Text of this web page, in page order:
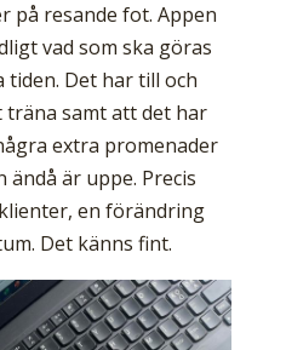
på resande fot. Appen
vad som ska göras
Det har till och
samt att det har
extra promenader
är uppe. Precis
en förändring
Det känns fint.